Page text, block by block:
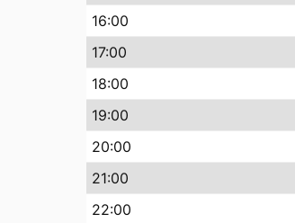
16:00
17:00
18:00
19:00
20:00
21:00
22:00